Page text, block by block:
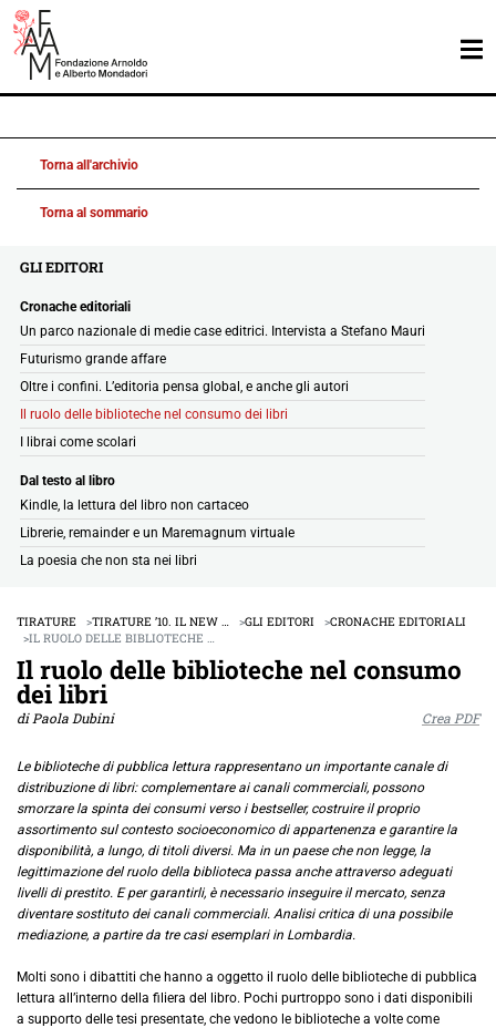
Torna all'archivio
Torna al sommario
GLI EDITORI
Cronache editoriali
Un parco nazionale di medie case editrici. Intervista a Stefano Mauri
Futurismo grande affare
Oltre i confini. L’editoria pensa global, e anche gli autori
Il ruolo delle biblioteche nel consumo dei libri
I librai come scolari
Dal testo al libro
Kindle, la lettura del libro non cartaceo
Librerie, remainder e un Maremagnum virtuale
La poesia che non sta nei libri
TIRATURE TIRATURE ’10. IL NEW … GLI EDITORI
CRONACHE EDITORIALI
IL RUOLO DELLE BIBLIOTECHE …
Il ruolo delle biblioteche nel consumo
dei libri
di Paola Dubini Crea PDF
Le biblioteche di pubblica lettura rappresentano un importante canale di
distribuzione di libri: complementare ai canali commerciali, possono
smorzare la spinta dei consumi verso i bestseller, costruire il proprio
assortimento sul contesto socioeconomico di appartenenza e garantire la
disponibilità, a lungo, di titoli diversi. Ma in un paese che non legge, la
legittimazione del ruolo della biblioteca passa anche attraverso adeguati
livelli di prestito. E per garantirli, è necessario inseguire il mercato, senza
diventare sostituto dei canali commerciali. Analisi critica di una possibile
mediazione, a partire da tre casi esemplari in Lombardia.
Molti sono i dibattiti che hanno a oggetto il ruolo delle biblioteche di pubblica
lettura all’interno della filiera del libro. Pochi purtroppo sono i dati disponibili
a supporto delle tesi presentate, che vedono le biblioteche a volte come